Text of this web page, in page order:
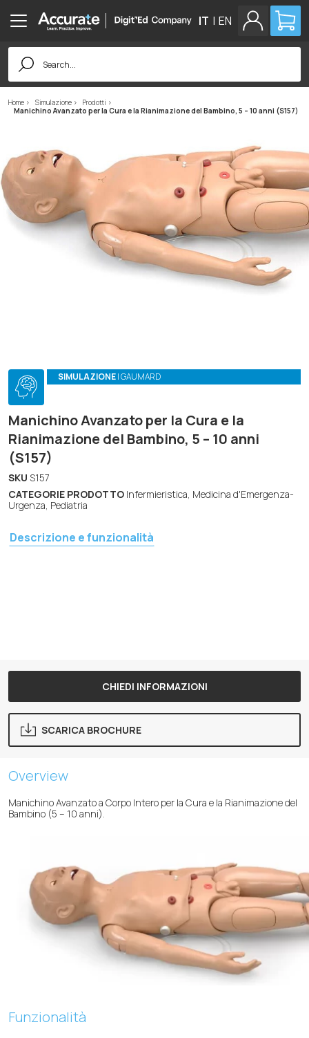
IT | EN
Search
for:
Home Simulazione
Prodotti
Manichino Avanzato per la Cura e la Rianimazione del Bambino, 5 – 10 anni (S157)
SIMULAZIONE| GAUMARD
Manichino Avanzato per la Cura e la
Rianimazione del Bambino, 5 – 10 anni
(S157)
SKU S157
CATEGORIE PRODOTTO Infermieristica, Medicina d'Emergenza-
Urgenza, Pediatria
Descrizione e funzionalità
CHIEDI INFORMAZIONI
SCARICA BROCHURE
Overview
Manichino Avanzato a Corpo Intero per la Cura e la Rianimazione del
Bambino (5 – 10 anni).
Funzionalità